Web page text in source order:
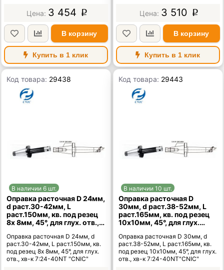
3 454 p
В корзину
Купить в 1 клик
3 510 p
В корзину
Купить в 1 клик
Код товара: 29438
В наличии 6 шт.
Оправка расточная D 24мм,
d раст.30-42мм, L
раст.150мм, кв. под резец
8х 8мм, 45°, для глух. отв.,
Оправка расточная D 24мм, d
раст.30-42мм, L раст.150мм, кв.
под резец 8х 8мм, 45°, для глух.
отв., хв-к 7:24-40NT "CNIC"
Код товара: 29443
В наличии 10 шт.
Оправка расточная D
30мм, d раст.38-52мм, L
раст.165мм, кв. под резец
10х10мм, 45°, для глух.
Оправка расточная D 30мм, d
раст.38-52мм, L раст.165мм, кв.
под резец 10х10мм, 45°, для глух.
отв., хв-к 7:24-40NT"CNIC"